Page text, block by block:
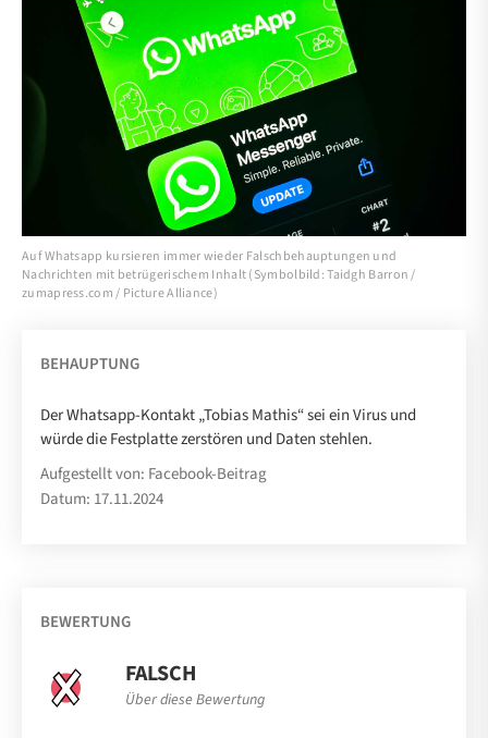
Auf Whatsapp kursieren immer wieder Falschbehauptungen und
Nachrichten mit betrügerischem Inhalt (Symbolbild: Taidgh Barron /
zumapress.com / Picture Alliance)
BEHAUPTUNG
Der Whatsapp-Kontakt „Tobias Mathis“ sei ein Virus und
würde die Festplatte zerstören und Daten stehlen.
Aufgestellt von: Facebook-Beitrag
Datum: 17.11.2024
BEWERTUNG
FALSCH
Über diese Bewertung